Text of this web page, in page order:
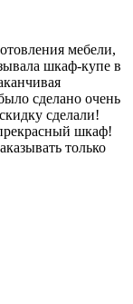
мебели,
шкаф-купе в
сделано очень
сделали!
шкаф!
только